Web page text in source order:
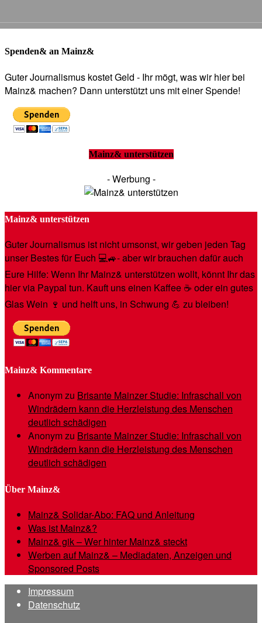
Spenden& an Mainz&
Guter Journalismus kostet Geld - Ihr mögt, was wir hier bei
Mainz& machen? Dann unterstützt uns mit einer Spende!
Mainz& unterstützen
- Werbung -
Mainz& unterstützen
Guter Journalismus ist nicht umsonst, wir geben jeden Tag
unser Bestes für Euch 💻🚙- aber wir brauchen dafür auch
Eure Hilfe: Wenn Ihr Mainz& unterstützen wollt, könnt Ihr das
hier via Paypal tun. Kauft uns einen Kaffee ☕️ oder ein gutes
Glas Wein 🍷 und helft uns, in Schwung 💪 zu bleiben!
Mainz& Kommentare
Anonymzu Brisante Mainzer Studie: Infraschall von
Windrädern kann die Herzleistung des Menschen
deutlich schädigen
Anonymzu Brisante Mainzer Studie: Infraschall von
Windrädern kann die Herzleistung des Menschen
deutlich schädigen
Über Mainz&
Mainz& Solidar-Abo: FAQ und Anleitung
Was ist Mainz&?
Mainz& gik – Wer hinter Mainz& steckt
Werben auf Mainz& – Mediadaten, Anzeigen und
Sponsored Posts
Impressum
Datenschutz